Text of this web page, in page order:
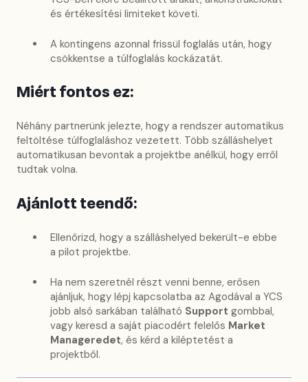
és értékesítési limiteket követi.
A kontingens azonnal frissül foglalás után, hogy
csökkentse a túlfoglalás kockázatát.
Miért fontos ez:
Néhány partnerünk jelezte, hogy a rendszer automatikus
feltöltése túlfoglaláshoz vezetett. Több szálláshelyet
automatikusan bevontak a projektbe anélkül, hogy erről
tudtak volna.
Ajánlott teendő:
Ellenőrizd, hogy a szálláshelyed bekerült-e ebbe
a pilot projektbe.
Ha nem szeretnél részt venni benne, erősen
ajánljuk, hogy lépj kapcsolatba az Agodával a YCS
jobb alsó sarkában található Support gombbal,
vagy keresd a saját piacodért felelős Market
Manageredet, és kérd a kiléptetést a
projektből.